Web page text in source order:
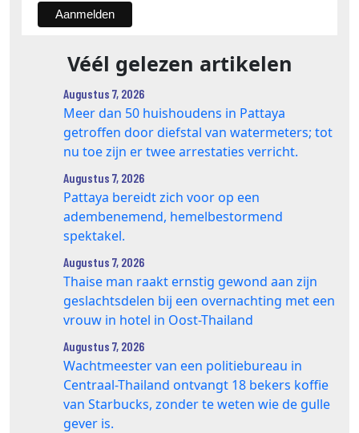
Véél gelezen artikelen
Augustus 7, 2026
Meer dan 50 huishoudens in Pattaya
getroffen door diefstal van watermeters; tot
nu toe zijn er twee arrestaties verricht.
Augustus 7, 2026
Pattaya bereidt zich voor op een
adembenemend, hemelbestormend
spektakel.
Augustus 7, 2026
Thaise man raakt ernstig gewond aan zijn
geslachtsdelen bij een overnachting met een
vrouw in hotel in Oost-Thailand
Augustus 7, 2026
Wachtmeester van een politiebureau in
Centraal-Thailand ontvangt 18 bekers koffie
van Starbucks, zonder te weten wie de gulle
gever is.